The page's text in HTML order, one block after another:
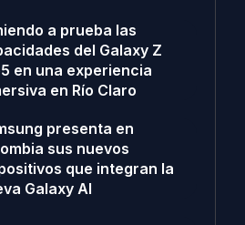
a prueba las
del Galaxy Z
en una experiencia
en Río Claro
presenta en
sus nuevos
que integran la
Galaxy AI